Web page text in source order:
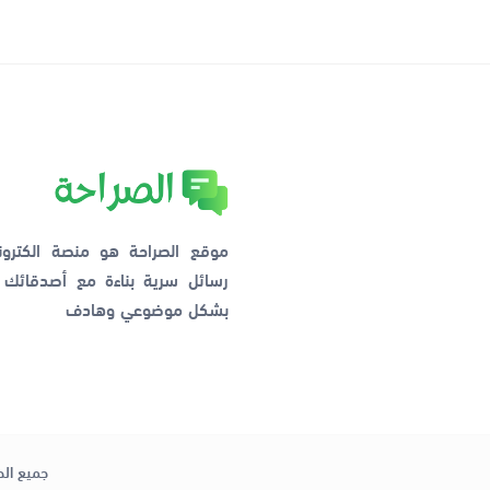
موقع الصراحة هو منصة
رسائل سرية بناءة مع
بشكل موضوعي وهادف
جميع